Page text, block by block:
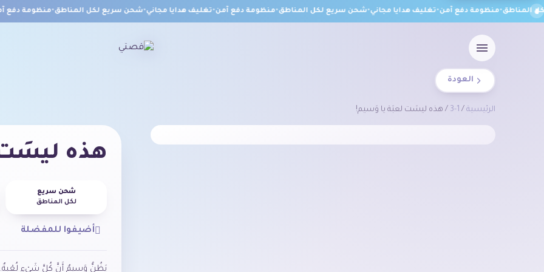
المناطق•منظومة دفع آمن•تغليف هدايا مجاني•شحن سريع لكل المناطق•منظومة دفع آمن•تغليف هدايا مجاني•شحن سريع لكل المناطق•منظومة دفع
العودة
الرئيسية /
1-3 / هذه ليسَت لعبَة يا وَسيم!
هذه
شحن سريع
لكل المناطق
أضيفوا للمفضلة
يَظُنُّ وَسيمٌ أَنَّ كُلَّ شَيْءٍ